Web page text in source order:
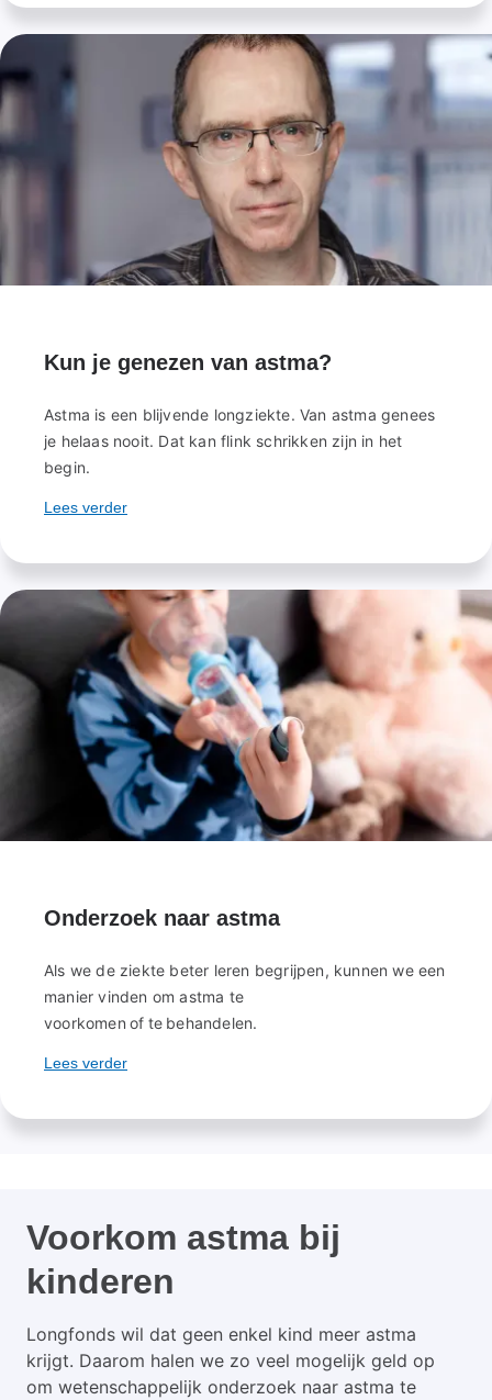
Kun je genezen van astma?
Astma is een blijvende longziekte. Van astma genees
je helaas nooit. Dat kan flink schrikken zijn in het
begin.
Lees verder
Onderzoek naar astma
Als we de ziekte beter leren begrijpen, kunnen we een
manier vinden om astma te
voorkomen of te behandelen.
Lees verder
Voorkom astma bij
kinderen
Longfonds wil dat geen enkel kind meer astma
krijgt. Daarom halen we zo veel mogelijk geld op
om wetenschappelijk onderzoek naar astma te